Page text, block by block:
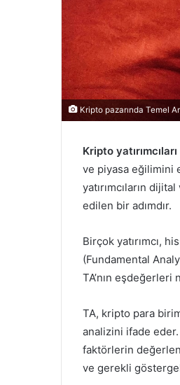
Kripto pazarında Temel
Kripto
ve piyasa eğilimini
yatırımcıların
edilen bir adımdır.
Birçok yatırımcı,
(Fundamental
TA’nın eşdeğerleri
TA, kripto para
analizini ifade
faktörlerin
ve gerekli